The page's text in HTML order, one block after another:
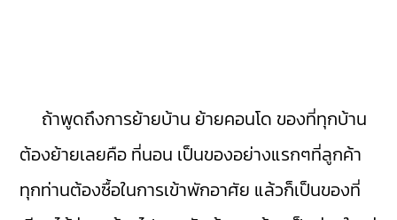
ถ้าพูดถึงการย้ายบ้าน ย้ายคอนโด ของที่ทุกบ้าน
ต้องย้ายเลยคือ ที่นอน เป็นของอย่างแรกๆที่ลูกค้า
ทุกท่านต้องซื้อในการเข้าพักอาศัย แล้วก็เป็นของที่